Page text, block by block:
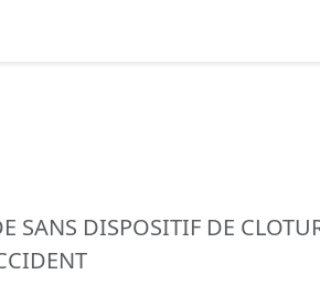
DISPOSITIF DE